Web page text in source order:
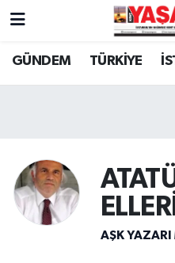
GÜNDEM TÜRKİYE
ELLERİ
AŞK YAZARI